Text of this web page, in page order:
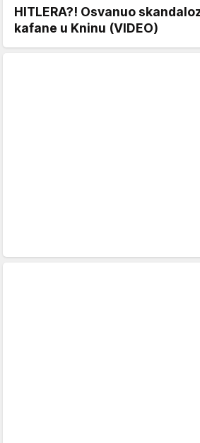
HITLERA?! Osvanuo
kafane u Kninu (VIDEO)